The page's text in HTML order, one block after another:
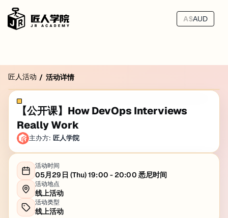
A$AUD
匠人活动 / 活动详情
【公开课】How DevOps Interviews
Really Work
主办方: 匠人学院
活动时间
05月29日 (Thu) 19:00 - 20:00 悉尼时间
活动地点
线上活动
活动类型
线上活动